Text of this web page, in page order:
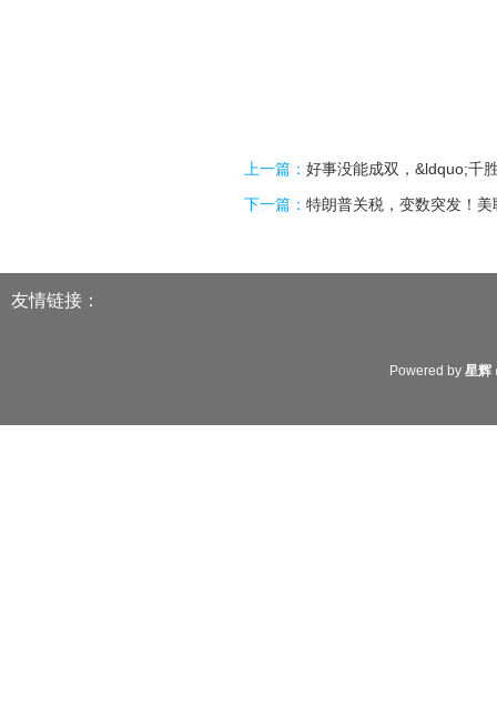
上一篇： 好事没能成双，&ldquo;千
下一篇： 特朗普关税，变数突发！
友情链接：
Powered by 星辉